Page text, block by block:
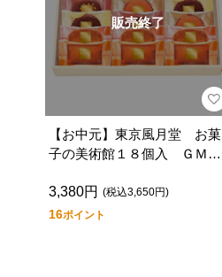
販売終了
【お中元】東京風月堂 お菓
子の美術館１８個入 ＧＭＬ
3,380円 (税込3,650円)
16ポイント